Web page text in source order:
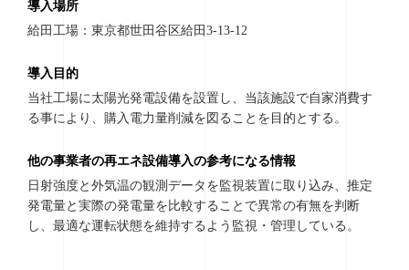
導入場所
給田工場：東京都世田谷区給田3-13-12
導入目的
当社工場に太陽光発電設備を設置し、当該施設で自家消費す
る事により、購入電力量削減を図ることを目的とする。
他の事業者の再エネ設備導入の参考になる情報
日射強度と外気温の観測データを監視装置に取り込み、推定
発電量と実際の発電量を比較することで異常の有無を判断
し、最適な運転状態を維持するよう監視・管理している。